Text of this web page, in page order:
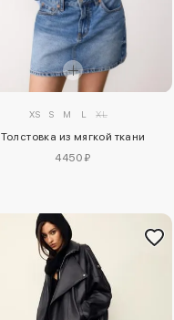
XS S M L XL
Толстовка из мягкой ткани
4450 ₽